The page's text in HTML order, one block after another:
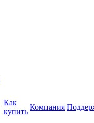
Как
купить
Компания